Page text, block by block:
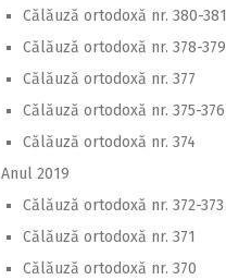
Călăuză ortodoxă nr. 380-381
Călăuză ortodoxă nr. 378-379
Călăuză ortodoxă nr. 377
Călăuză ortodoxă nr. 375-376
Călăuză ortodoxă nr. 374
Anul 2019
Călăuză ortodoxă nr. 372-373
Călăuză ortodoxă nr. 371
Călăuză ortodoxă nr. 370